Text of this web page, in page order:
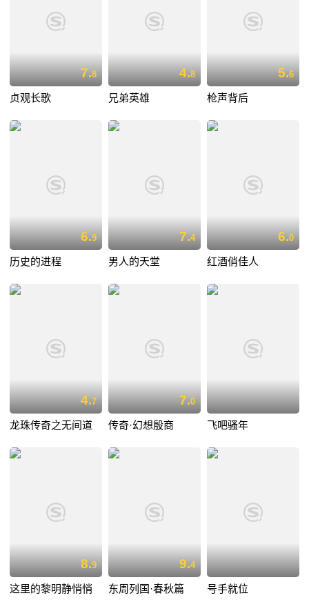
7.8
贞观长歌
4.8
兄弟英雄
5.6
枪声背后
6.9
历史的进程
7.4
男人的天堂
6.0
红酒俏佳人
4.7
龙珠传奇之无间道
7.0
传奇·幻想殷商 飞吧骚年
8.9
这里的黎明静悄悄
9.4
东周列国·春秋篇 号手就位